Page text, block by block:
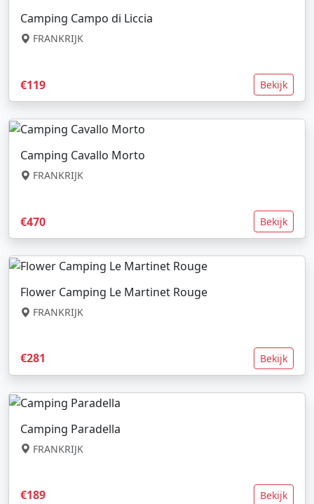
Camping Campo di Liccia
FRANKRIJK
€119 Bekijk
Camping Cavallo Morto
FRANKRIJK
€470 Bekijk
Flower Camping Le Martinet Rouge
FRANKRIJK
€281 Bekijk
Camping Paradella
FRANKRIJK
€189 Bekijk